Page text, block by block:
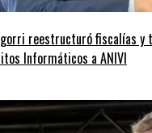
reestructuró fiscalías y
Informáticos a ANIVI